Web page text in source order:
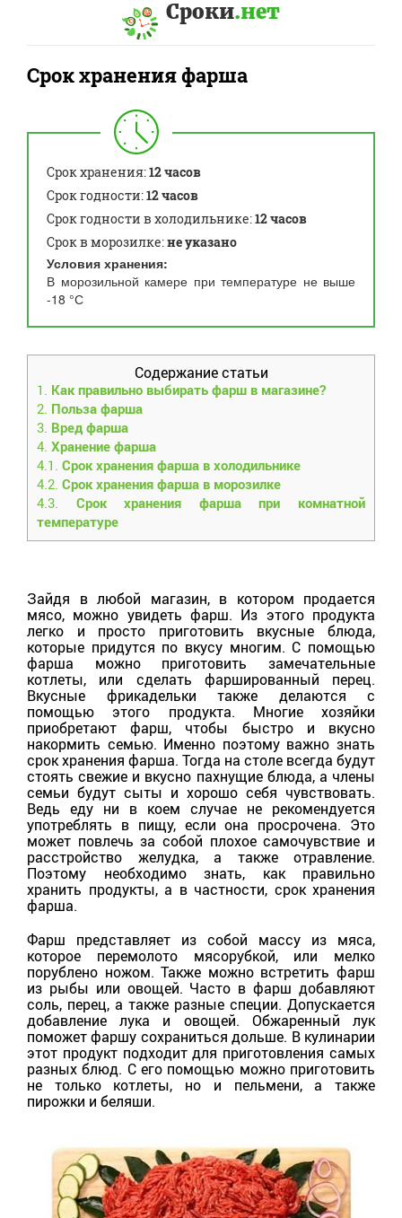
Сроки.нет
Срок хранения фарша
Срок хранения:12 часов
Срок годности:12 часов
Срок годности в холодильнике:12 часов
Срок в морозилке:не указано
Условия хранения:
В морозильной камере при температуре не выше
-18 °С
Содержание статьи
1. Как правильно выбирать фарш в магазине?
2. Польза фарша
3. Вред фарша
4. Хранение фарша
4.1. Срок хранения фарша в холодильнике
4.2. Срок хранения фарша в морозилке
4.3. Срок хранения фарша при комнатной
температуре
Зайдя в любой магазин, в котором продается
мясо, можно увидеть фарш. Из этого продукта
легко и просто приготовить вкусные блюда,
которые придутся по вкусу многим. С помощью
фарша можно приготовить замечательные
котлеты, или сделать фаршированный перец.
Вкусные фрикадельки также делаются с
помощью этого продукта. Многие хозяйки
приобретают фарш, чтобы быстро и вкусно
накормить семью. Именно поэтому важно знать
срок хранения фарша. Тогда на столе всегда будут
стоять свежие и вкусно пахнущие блюда, а члены
семьи будут сыты и хорошо себя чувствовать.
Ведь еду ни в коем случае не рекомендуется
употреблять в пищу, если она просрочена. Это
может повлечь за собой плохое самочувствие и
расстройство желудка, а также отравление.
Поэтому необходимо знать, как правильно
хранить продукты, а в частности, срок хранения
фарша.
Фарш представляет из собой массу из мяса,
которое перемолото мясорубкой, или мелко
порублено ножом. Также можно встретить фарш
из рыбы или овощей. Часто в фарш добавляют
соль, перец, а также разные специи. Допускается
добавление лука и овощей. Обжаренный лук
поможет фаршу сохраниться дольше. В кулинарии
этот продукт подходит для приготовления самых
разных блюд. С его помощью можно приготовить
не только котлеты, но и пельмени, а также
пирожки и беляши.